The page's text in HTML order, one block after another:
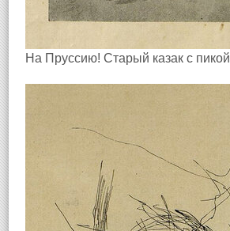
На Пруссию! Старый казак с пикой